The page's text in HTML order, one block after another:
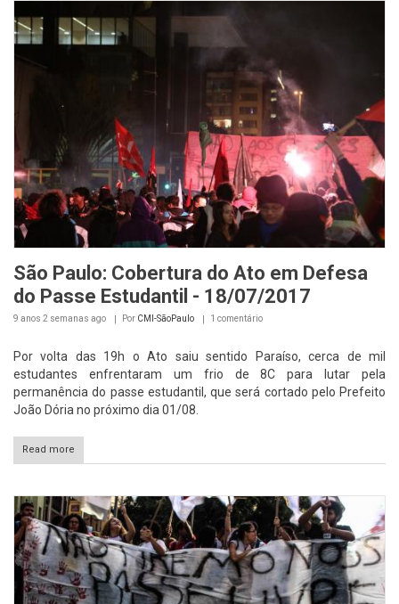
São Paulo: Cobertura do Ato em Defesa
do Passe Estudantil - 18/07/2017
9 anos 2 semanas ago Por CMI-SãoPaulo 1 comentário
Por volta das 19h o Ato saiu sentido Paraíso, cerca de mil
estudantes enfrentaram um frio de 8C para lutar pela
permanência do passe estudantil, que será cortado pelo Prefeito
João Dória no próximo dia 01/08.
Read more